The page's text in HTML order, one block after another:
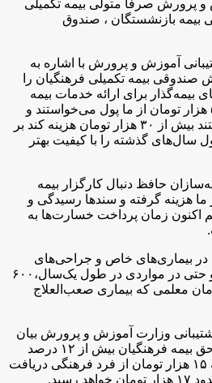
و پرورش صرفاً متولی بیمه تکمیلی
بازنشستگان ، صندوق
آموزش و پرورش با اشاره به
اردیبهشت ۹۴ با روش صندوقی بیمه تکمیلی فرهنگیان را
بیمه‌گذار برای ارائه خدمات بیمه
تکمیلی به اعضای هر نفر ۵۴ هزار تومان از ما پول می‌خواستند و
آموزش و پرورش نمی‌توانستند بیش از ۳۰ هزار تومان هزینه کند بر
سال‌های گذشته را با کیفیت بهتر
حافظ دنبال کارگزار بیمه
هزینه گرفته و سندها رسیدگی و
اکنون زمان پرداخت خسارت‌ها به
در بیماری‌های خاص و جراحی‌های
سنگین برداشته شده است و حتی در مواردی در طول یک‌سال،۶۰۰
معلمی که بیماری صعب‌العلاج
وزارت آموزش و پرورش بیان
کرد: برای سال ۹۵ افزایش حق بیمه فرهنگیان بیش از ۱۲ درصد
نخواهد بود یعنی سال گذشته ۱۵ هزار تومان از فرد فرهنگی دریافت